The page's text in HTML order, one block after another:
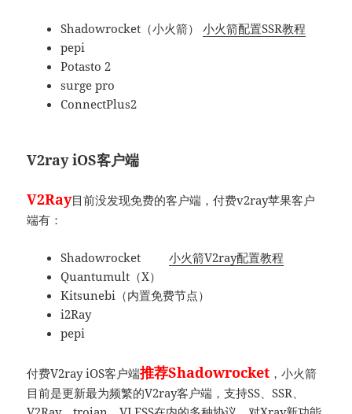
Shadowrocket（小火箭） 小火箭配置SSR教程
pepi
Potasto 2
surge pro
ConnectPlus2
V2ray iOS客户端
V2Ray目前没发现免费的客户端，付费v2ray苹果客户
端有：
Shadowrocket 小火箭V2ray配置教程
Quantumult（X）
Kitsunebi（内置免费节点）
i2Ray
pepi
付费V2ray iOS客户端推荐Shadowrocket ，小火箭
目前是更新最为频繁的V2ray客户端，支持SS、SSR、